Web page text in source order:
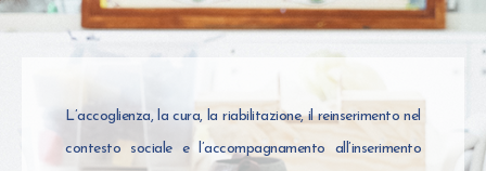
L’accoglienza, la cura, la riabilitazione, il reinserimento nel
contesto sociale e l’accompagnamento all’inserimento